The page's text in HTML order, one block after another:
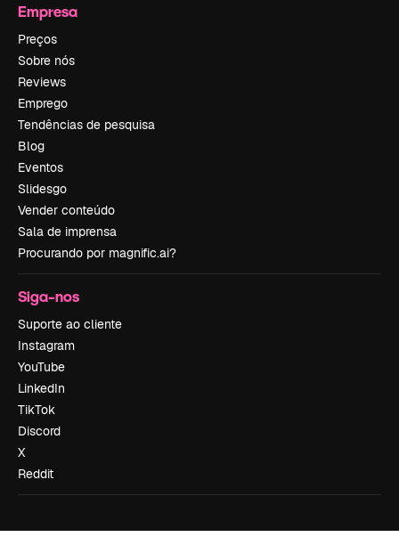
Empresa
Preços
Sobre nós
Reviews
Emprego
Tendências de pesquisa
Blog
Eventos
Slidesgo
Vender conteúdo
Sala de imprensa
Procurando por magnific.ai?
Siga-nos
Suporte ao cliente
Instagram
YouTube
LinkedIn
TikTok
Discord
X
Reddit